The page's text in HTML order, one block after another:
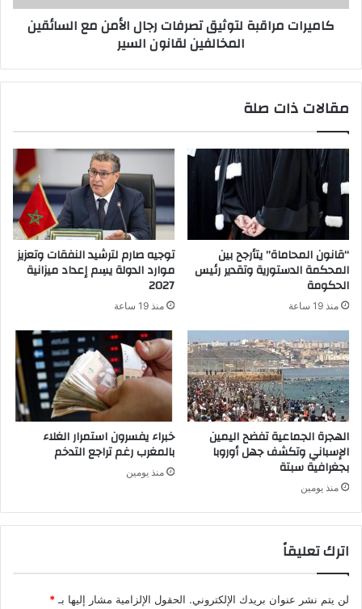
كاميرات مراقبة لتوثيق تصرفات رجال الأمن مع السائقين
المخالفين لقانون السير
مقالات ذات صلة
“قانون المحاماة” يتأرجح بين
المحكمة الدستورية وتقدير رئيس
الحكومة
منذ 19 ساعة
توجيه صارم لترشيد النفقات وتعزيز
موارد الدولة يسِم إعداد ميزانية
2027
منذ 19 ساعة
الهجرة الجماعية تفضح اليمين
الإسباني وتكشف جهل أوروبا
بجغرافية سبتة
منذ يومين
خبراء يفسرون استمرار الغلاء
بالمغرب رغم تراجع التدخم
منذ يومين
اترك تعليقاً
لن يتم نشر عنوان بريدك الإلكتروني. الحقول الإلزامية مشار إليها بـ *